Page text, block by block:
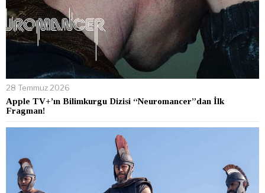
28 Temmuz 2026
Apple TV+’ın Bilimkurgu Dizisi “Neuromancer”dan İlk
Fragman!